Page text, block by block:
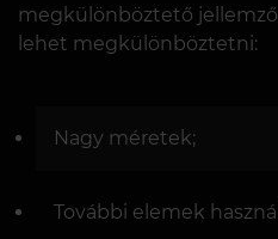
megkülönböztető
lehet megkülönböztetni:
Nagy méretek;
További elemek